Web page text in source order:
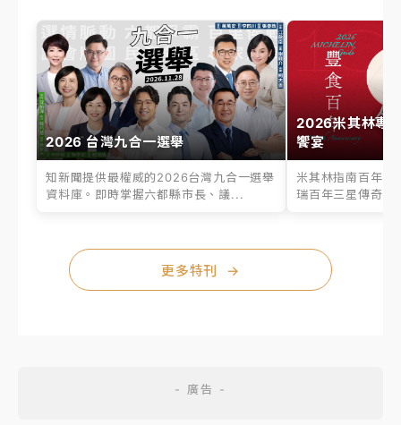
2026 台灣九合一選舉
知新聞提供最權威的2026台灣九合一選舉
資料庫。即時掌握六都縣市長、議...
2026米其林專
饗宴
米其林指南百年之
瑞百年三星傳奇、
更多特刊 →